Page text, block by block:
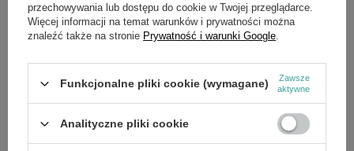
SZCZEGÓŁOWE DANE
Symbol 2601600142-0001
przechowywania lub dostępu do cookie w Twojej przeglądarce.
Więcej informacji na temat warunków i prywatności można
znaleźć także na stronie Prywatność i warunki Google
Funkcjonalne pliki cookie (wymagane)
Zawsze
aktywne
Analityczne pliki cookie